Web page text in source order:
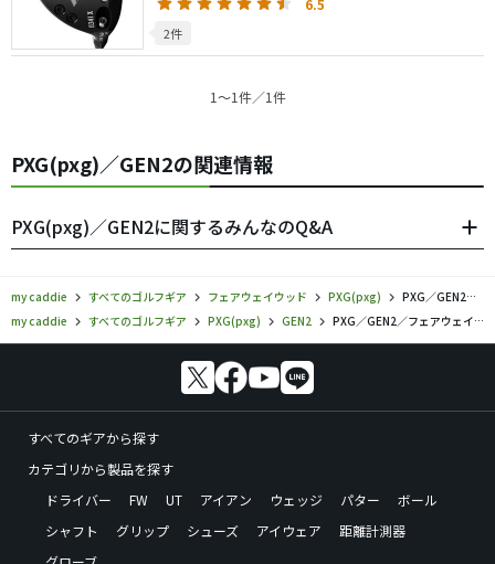
6.5
2件
1〜1件／1件
PXG(pxg)／GEN2の関連情報
PXG(pxg)／GEN2に関するみんなのQ&A
my caddie すべてのゴルフギア フェアウェイウッド PXG(pxg)
PXG／GEN2／フェアウェイウッドの口コミ評価
my caddie
すべてのゴルフギア PXG(pxg) GEN2 PXG／GEN2／フェアウェイウッドの口コミ評価
すべてのギアから探す
カテゴリから製品を探す
ドライバー
FW UT アイアン ウェッジ パター
ボール
シャフト
グリップ シューズ アイウェア
距離計測器